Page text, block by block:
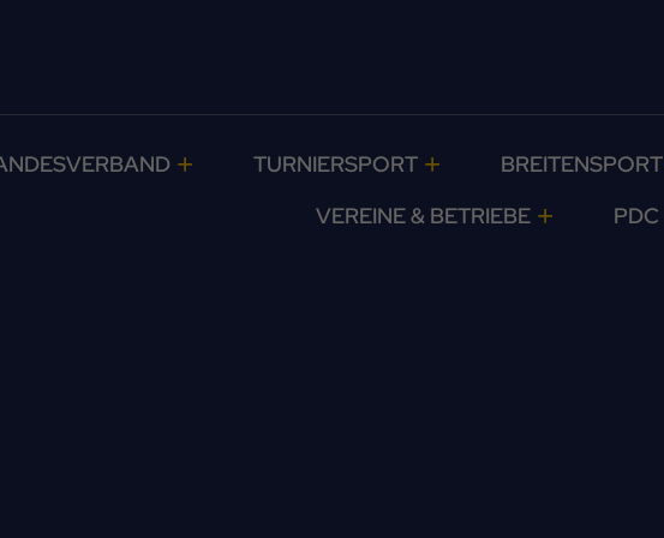
TURNIERSPORT BREITENSPORT
VEREINE & BETRIEBE
PDC